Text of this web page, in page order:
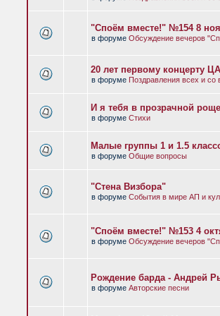
"Споём вместе!" №154 8
в форуме Обсуждение вечеров
20 лет первому концерту
в форуме Поздравления всех и со
И я тебя в прозрачной
в форуме Стихи
Малые группы 1 и 1.5
в форуме Общие вопросы
"Стена Визбора"
в форуме События в мире АП и
"Споём вместе!" №153 4
в форуме Обсуждение вечеров
Рождение барда - Андрей
в форуме Авторские песни